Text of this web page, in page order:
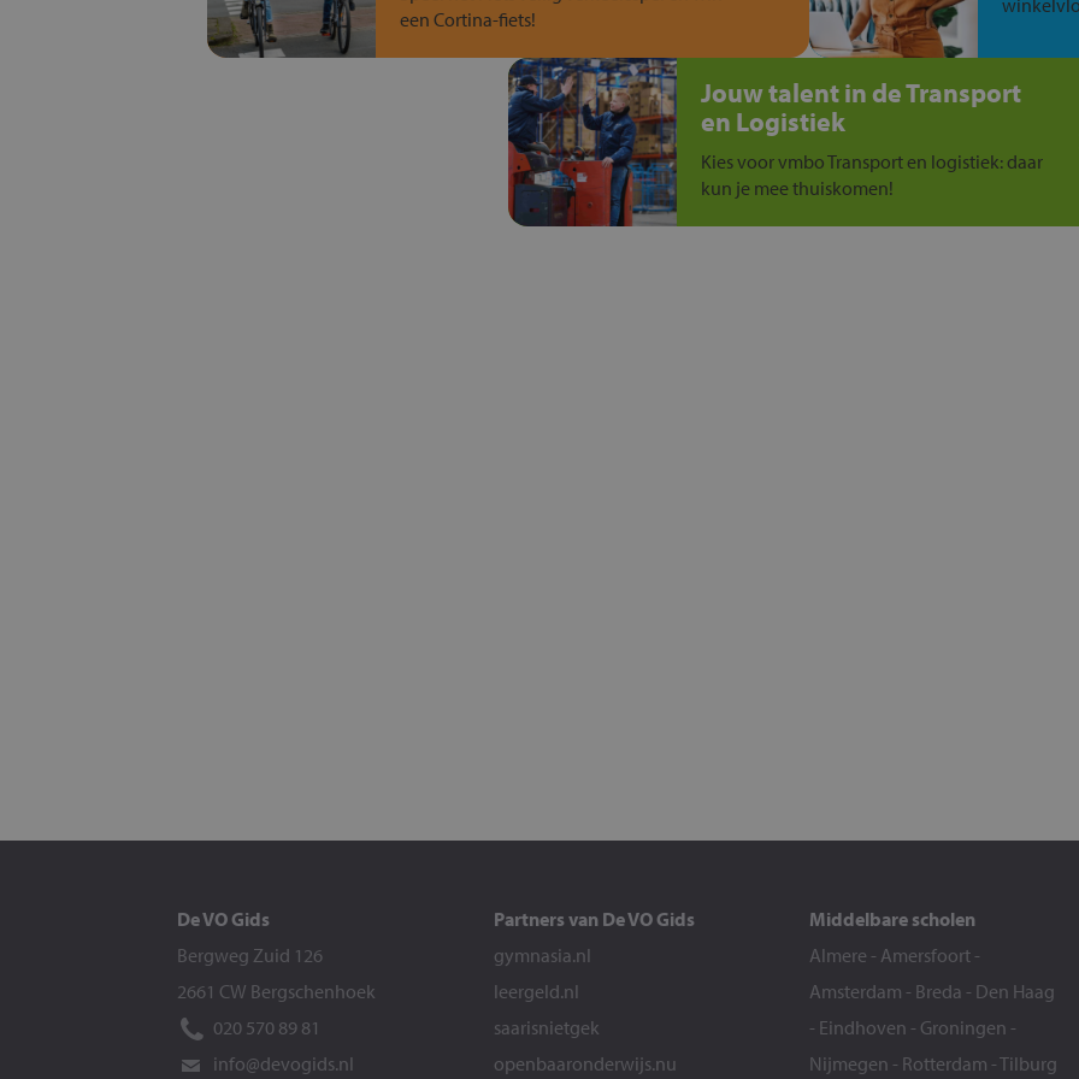
een Cortina-fiets!
Jouw talent in de Transport
en Logistiek
Kies voor vmbo Transport en logistiek: daar
kun je mee thuiskomen!
De VO Gids
Bergweg Zuid 126
2661 CW Bergschenhoek
020 570 89 81
info@devogids.nl
Partners van De VO Gids
gymnasia.nl
leergeld.nl
saarisnietgek
openbaaronderwijs.nu
Middelbare scholen
Almere - Amersfoort -
Amsterdam - Breda - Den Haag
- Eindhoven - Groningen -
Nijmegen - Rotterdam -Tilburg